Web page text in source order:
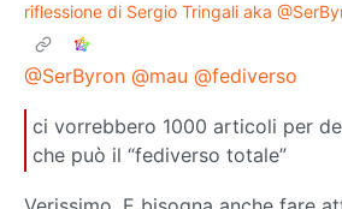
riflessione di Sergio Tringali aka
@SerByron @mau @fediverso
ci vorrebbero 1000 articoli per
che può il “fediverso totale”